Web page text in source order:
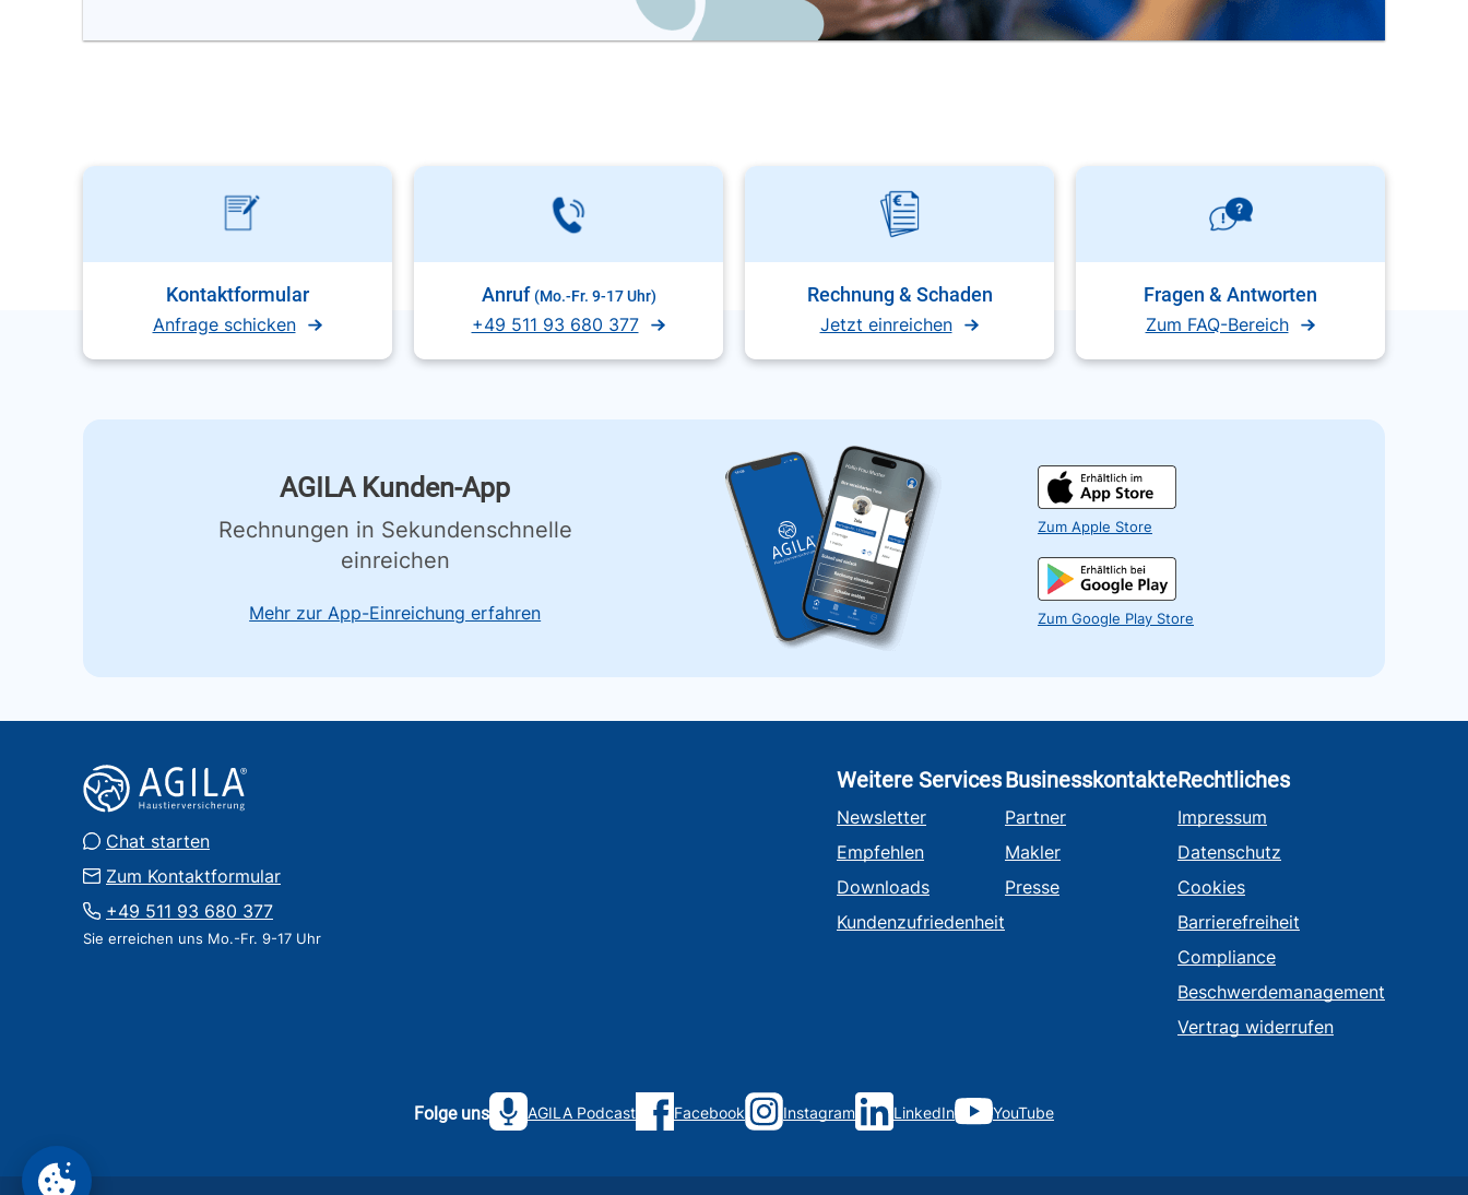
Kontaktformular
Anfrage schicken
Anruf (Mo.-Fr. 9-17 Uhr)
+49 511 93 680 377
Rechnung & Schaden
Jetzt einreichen
Fragen & Antworten
Zum FAQ-Bereich
AGILA Kunden-App
Rechnungen in Sekundenschnelle
einreichen
Mehr zur App-Einreichung erfahren
Zum Apple Store
Zum Google Play Store